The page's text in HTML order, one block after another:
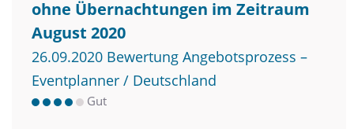
ohne Übernachtungen im Zeitraum
August 2020
26.09.2020 Bewertung Angebotsprozess –
Eventplanner / Deutschland
Gut